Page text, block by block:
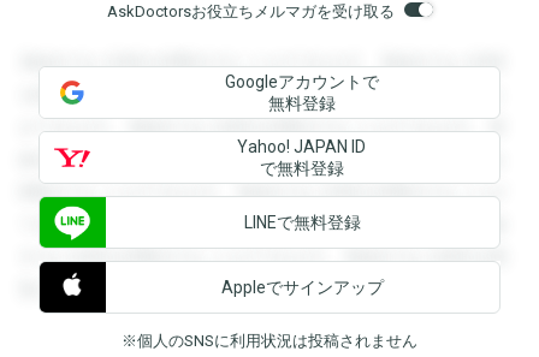
AskDoctorsお役立ちメルマガを受け取る
登録すると回答を閲覧することができます。登録すると回答
を閲覧することができます。登録すると回答を閲覧すること
ができます。登録すると回答を閲覧することができます。登
録すると回答を閲覧することができます。登録すると回答を
閲覧することができます。登録すると回答を閲覧することが
できます。登録すると回答を閲覧することができます。登録
すると回答を閲覧することができます。登録すると回答を閲
覧することができます。
Googleアカウントで
無料登録
Yahoo! JAPAN ID
で無料登録
LINEで無料登録
Appleでサインアップ
※個人のSNSに利用状況は投稿されません